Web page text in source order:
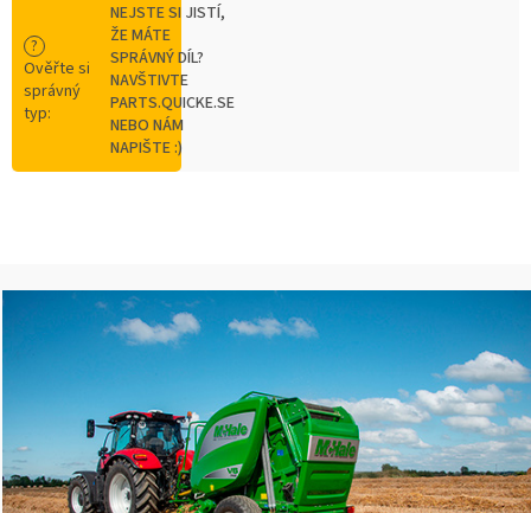
?
Ověřte si
správný
typ:
NEJSTE SI JISTÍ,
ŽE MÁTE
SPRÁVNÝ DÍL?
NAVŠTIVTE
PARTS.QUICKE.SE
NEBO NÁM
NAPIŠTE :)